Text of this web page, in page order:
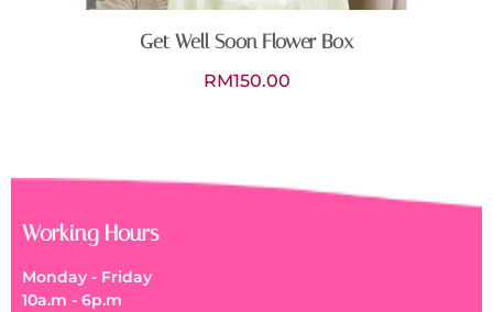
Get Well Soon Flower Box
RM150.00
Working Hours
Monday - Friday
10a.m - 6p.m